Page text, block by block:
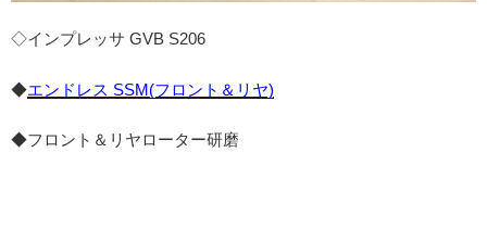
◇インプレッサ GVB S206
◆エンドレス SSM(フロント＆リヤ)
◆フロント＆リヤローター研磨